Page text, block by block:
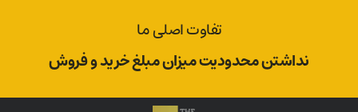
تفاوت اصلی ما
نداشتن محدودیت میزان مبلغ خرید و فروش